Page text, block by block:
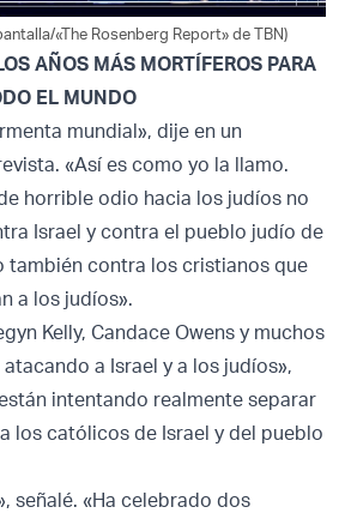
«The Rosenberg Report» de TBN)
AÑOS MÁS MORTÍFEROS PARA
EL MUNDO
mundial», dije en un
«Así es como yo la llamo.
horrible odio hacia los judíos no
Israel y contra el pueblo judío de
también contra los cristianos que
a los judíos».
Kelly, Candace Owens y muchos
a Israel y a los judíos»,
intentando realmente separar
los católicos de Israel y del pueblo
señalé. «Ha celebrado dos